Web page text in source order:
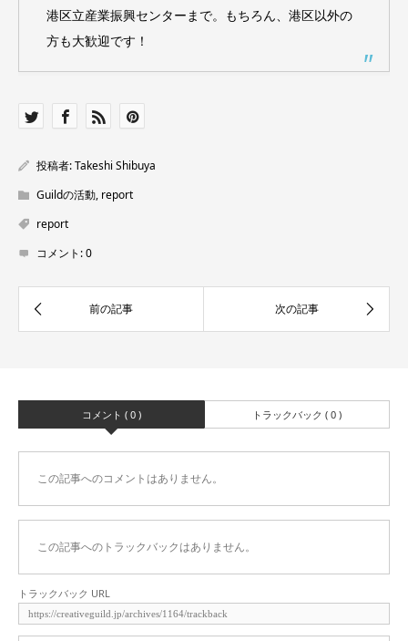
港区立産業振興センターまで。もちろん、港区以外の
方も大歓迎です！
投稿者:Takeshi Shibuya
Guildの活動, report
report
コメント:0
コメント ( 0 ) トラックバック ( 0 )
この記事へのコメントはありません。
この記事へのトラックバックはありません。
トラックバック URL